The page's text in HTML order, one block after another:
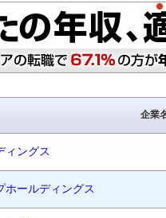
企業
ィングス
ホールディングス